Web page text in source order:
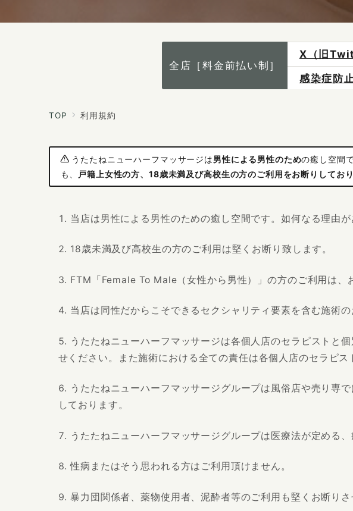
全店［料金前払い制］
感染症防
ご予約は
TOP 利用規約
うたたねニューハーフマッサージは男性による男性のための癒し空間
も、
戸籍上女性の方、18歳未満及び高校生の方のご利用をお断りしてお
当店は男性による男性のための癒し空間です。如何なる理由
18歳未満及び高校生の方のご利用は堅くお断り致します。
FTM「Female To Male（女性から男性）」の方のご利用は、
当店は同性だからこそできるセクシャリティ要素を含む施術
うたたねニューハーフマッサージは各個人店のセラピストと
せください。また施術における全ての責任は各個人店のセラピス
うたたねニューハーフマッサージグループは風俗店や売り専
しております。
うたたねニューハーフマッサージグループは医療法が定める
性病またはそう思われる方はご利用頂けません。
暴力団関係者、薬物使用者、泥酔者等のご利用も堅くお断りさ